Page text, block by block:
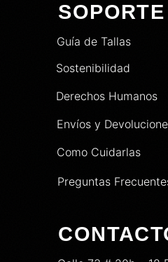
SOPORTE
Guía de Tallas
Sostenibilidad
Derechos Humanos
Envíos y
Como Cuidarlas
Preguntas